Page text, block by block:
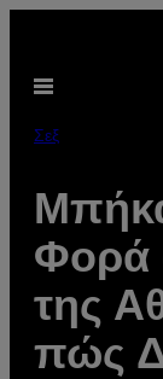
περιεχόμενο
Ανοίξτε
Σεξ
Φορά
της
πώς